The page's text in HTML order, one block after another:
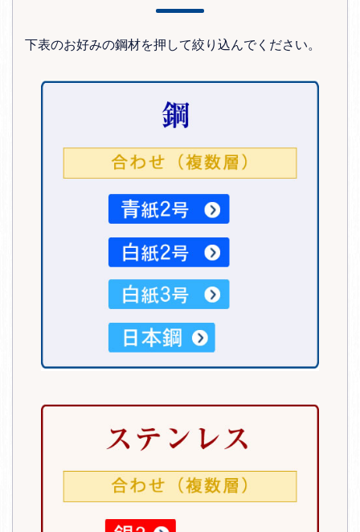
下表のお好みの鋼材を押して絞り込んでください。